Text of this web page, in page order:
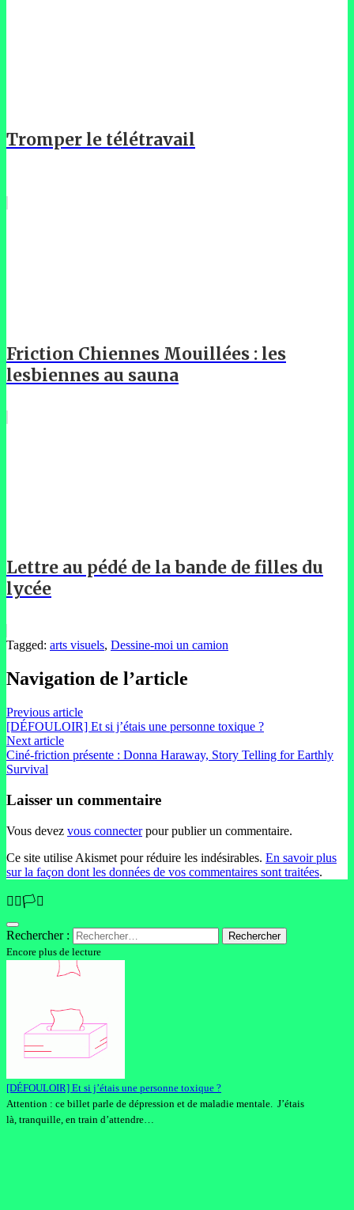
Tromper le télétravail
Friction Chiennes Mouillées : les
lesbiennes au sauna
Lettre au pédé de la bande de filles du
lycée
Tagged: arts visuels, Dessine-moi un camion
Navigation de l’article
Previous article
[DÉFOULOIR] Et si j’étais une personne toxique ?
Next article
Ciné-friction présente : Donna Haraway, Story Telling for Earthly
Survival
Laisser un commentaire
Vous devez vous connecterpour publier un commentaire.
Ce site utilise Akismet pour réduire les indésirables. En savoir plus
sur la façon dont les données de vos commentaires sont traitées.
🏳️‍🌈🏳️‍⚧️
Rechercher :
Encore plus de lecture
[DÉFOULOIR] Et si j’étais une personne toxique ?
Attention : ce billet parle de dépression et de maladie mentale. J’étais
là, tranquille, en train d’attendre…